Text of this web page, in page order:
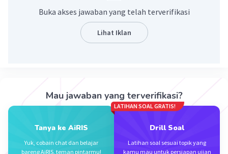
09 Mei 2024 15:35
Buka akses jawaban yang telah terverifikasi
Lihat Iklan
Mau jawaban yang terverifikasi?
Tanya ke AiRIS
Yuk, cobain chat dan belajar
bareng AiRIS, teman pintarmu!
LATIHAN SOAL GRATIS!
Drill Soal
Latihan soal sesuai topik yang
kamu mau untuk persiapan ujian